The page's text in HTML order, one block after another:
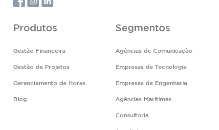
Produtos
Gestão Financeira
Gestão de Projetos
Gerenciamento de Horas
Blog
Segmentos
Agências de Comunicação
Empresas de Tecnologia
Empresas de Engenharia
Agências Marítimas
Consultoria